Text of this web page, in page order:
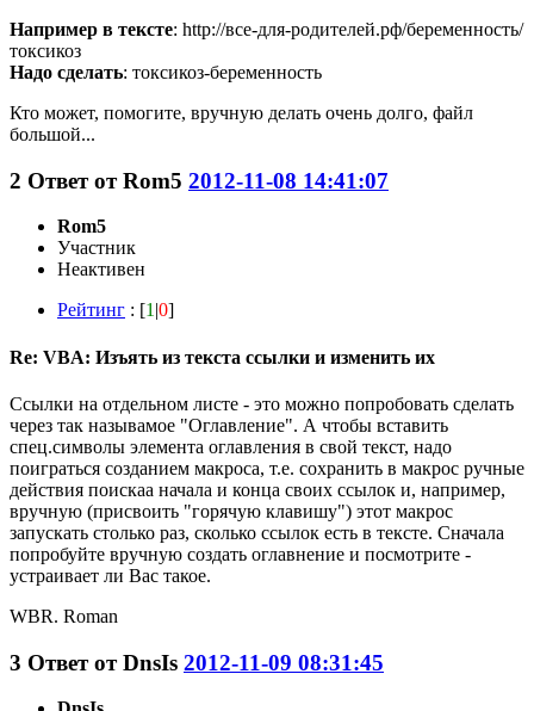
Например в тексте: http://все-для-родителей.рф/беременность/
токсикоз
Надо сделать: токсикоз-беременность
Кто может, помогите, вручную делать очень долго, файл
большой...
2 Ответ отRom5 2012-11-08 14:41:07
Rom5
Участник
Неактивен
Рейтинг : [1 |0]
Re: VBA: Изъять из текста ссылки и изменить их
Ссылки на отдельном листе - это можно попробовать сделать
через так называмое "Оглавление". А чтобы вставить
спец.символы элемента оглавления в свой текст, надо
поиграться созданием макроса, т.е. сохранить в макрос ручные
действия поискаа начала и конца своих ссылок и, например,
вручную (присвоить "горячую клавишу") этот макрос
запускать столько раз, сколько ссылок есть в тексте. Сначала
попробуйте вручную создать оглавнение и посмотрите -
устраивает ли Вас такое.
WBR. Roman
3 Ответ отDnsIs 2012-11-09 08:31:45